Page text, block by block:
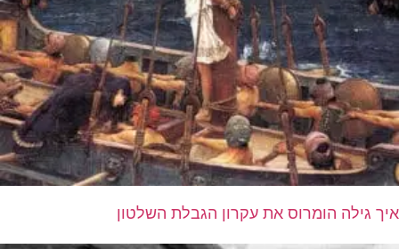
איך גילה הומרוס את עקרון הגבלת השלטון